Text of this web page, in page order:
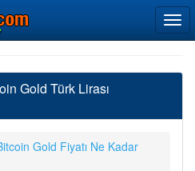
Gold Türk Lirası
Gold Fiyatı Ne Kadar